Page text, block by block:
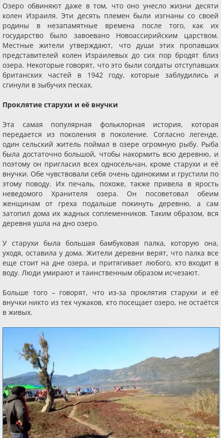
Озеро обвиняют даже в том, что оно унесло жизни десяти
колен Израиля. Эти десять племен были изгнаны со своей
родины в незапамятные времена после того, как их
государство было завоевано Новоассирийским царством.
Местные жители утверждают, что души этих пропавших
представителей колен Израилевых до сих пор бродят близ
озера. Некоторые говорят, что это были солдаты отступавших
британских частей в 1942 году, которые заблудились и
сгинули в зыбучих песках.
Проклятие старухи и её внучки
Эта самая популярная фольклорная история, которая
передается из поколения в поколение. Согласно легенде,
один сельский житель поймал в озере огромную рыбу. Рыба
была достаточно большой, чтобы накормить всю деревню, и
поэтому он пригласил всех односельчан, кроме старухи и её
внучки. Обе чувствовали себя очень одинокими и грустили по
этому поводу. Их печаль, похоже, также привела в ярость
неведомого Хранителя озера. Он посоветовал обеим
женщинам от греха подальше покинуть деревню, а сам
затопил дома их жадных соплеменников. Таким образом, вся
деревня ушла на дно озеро.
У старухи была большая бамбуковая палка, которую она,
уходя, оставила у дома. Жители деревни верят, что палка все
еще стоит на дне озера, и притягивает любого, кто входит в
воду. Люди умирают и таинственным образом исчезают.
Больше того – говорят, что из-за проклятия старухи и её
внучки никто из тех чужаков, кто посещает озеро, не остаётся
в живых.